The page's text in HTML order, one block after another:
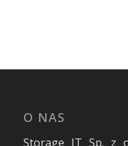
O NAS
Storage IT Sp. z